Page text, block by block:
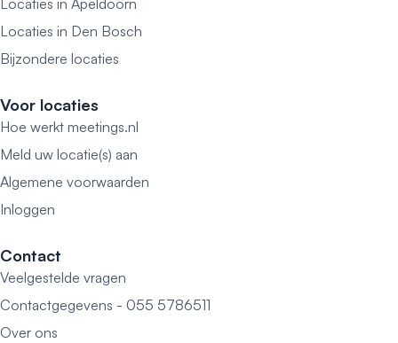
Locaties in Apeldoorn
Locaties in Den Bosch
Bijzondere locaties
Voor locaties
Hoe werkt meetings.nl
Meld uw locatie(s) aan
Algemene voorwaarden
Inloggen
Contact
Veelgestelde vragen
Contactgegevens - 055 5786511
Over ons